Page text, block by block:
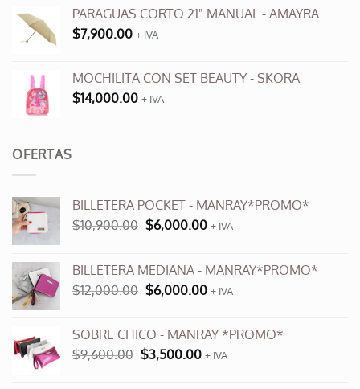
PARAGUAS CORTO 21" MANUAL - AMAYRA
$7,900.00 + IVA
MOCHILITA CON SET BEAUTY - SKORA
$14,000.00 + IVA
OFERTAS
BILLETERA POCKET - MANRAY*PROMO*
$10,900.00 El
era:
$10,900.00.
$6,000.00El
es:
$6,000.00.
+ IVA
BILLETERA MEDIANA - MANRAY*PROMO*
$12,000.00 El
era:
$12,000.00.
$6,000.00El
es:
$6,000.00.
+ IVA
SOBRE CHICO - MANRAY *PROMO*
$9,600.00 El
$3,500.00El+ IVA